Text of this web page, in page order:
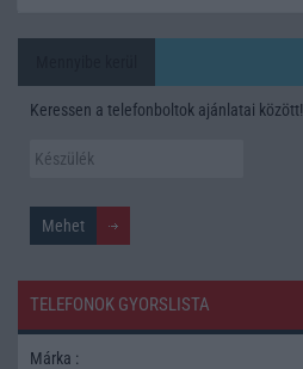
Keressen a telefonboltok ajánlatai között!
TELEFONOK GYORSLISTA
Márka :